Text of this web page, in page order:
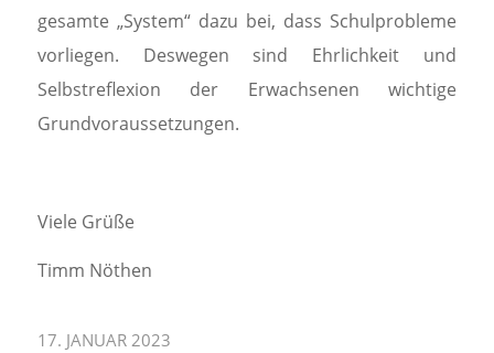
gesamte „System“ dazu bei, dass Schulprobleme
vorliegen. Deswegen sind Ehrlichkeit und
Selbstreflexion der Erwachsenen wichtige
Grundvoraussetzungen.
Viele Grüße
Timm Nöthen
17. JANUAR 2023